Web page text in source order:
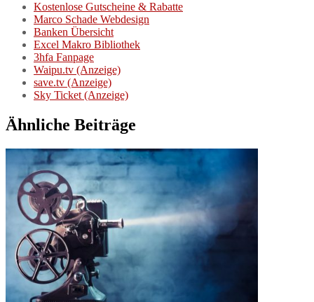
Kostenlose Gutscheine & Rabatte
Marco Schade Webdesign
Banken Übersicht
Excel Makro Bibliothek
3hfa Fanpage
Waipu.tv (Anzeige)
save.tv (Anzeige)
Sky Ticket (Anzeige)
Ähnliche Beiträge